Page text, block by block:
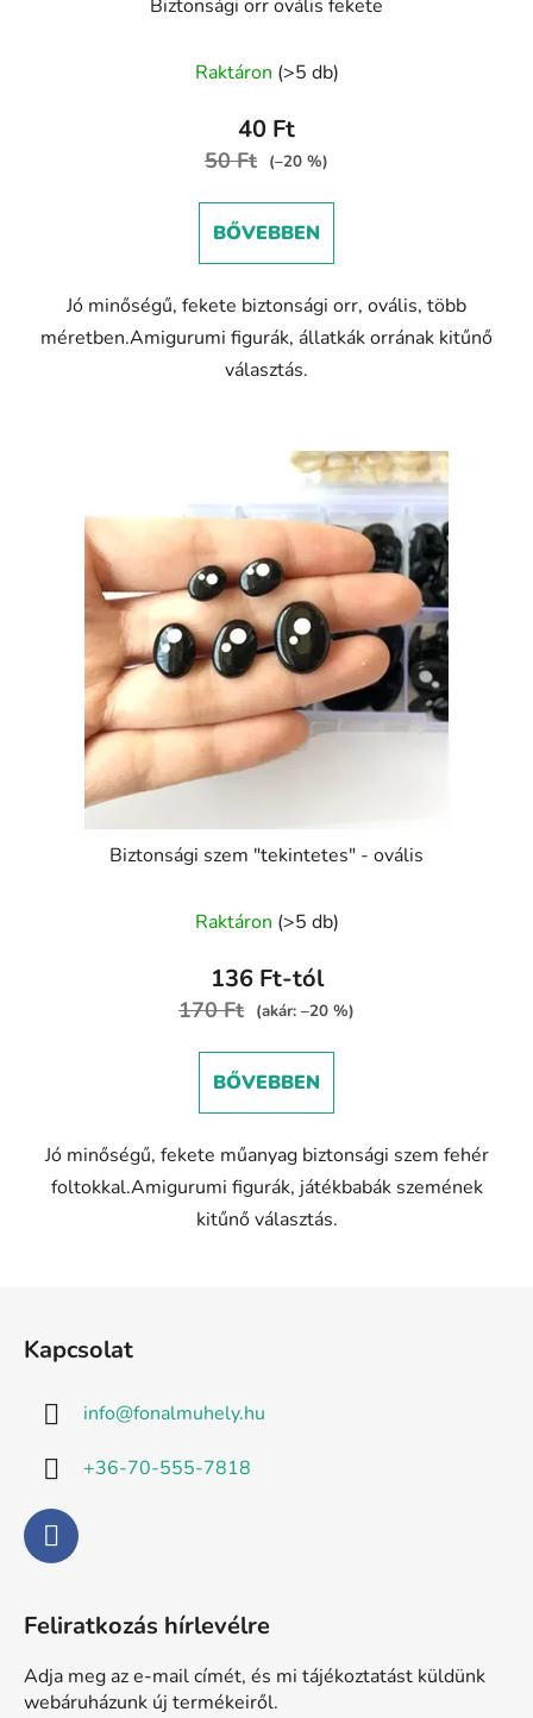
Biztonsági orr ovális fekete
Raktáron (>5 db)
40 Ft
50 Ft (–20 %)
BŐVEBBEN
Jó minőségű, fekete biztonsági orr, ovális, több
méretben.Amigurumi figurák, állatkák orrának kitűnő
választás.
Biztonsági szem "tekintetes" - ovális
Raktáron (>5 db)
136 Ft-tól
170 Ft (akár: –20 %)
BŐVEBBEN
Jó minőségű, fekete műanyag biztonsági szem fehér
foltokkal.Amigurumi figurák, játékbabák szemének
kitűnő választás.
Kapcsolat
info@fonalmuhely.hu
+36-70-555-7818
Feliratkozás hírlevélre
Adja meg az e-mail címét, és mi tájékoztatást küldünk
webáruházunk új termékeiről.